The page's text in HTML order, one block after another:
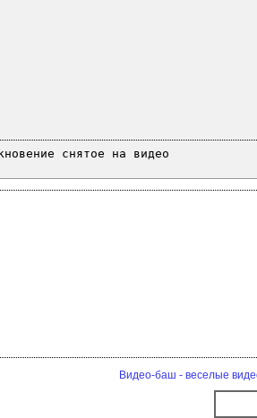
снятое на видео
Видео-баш - веселые